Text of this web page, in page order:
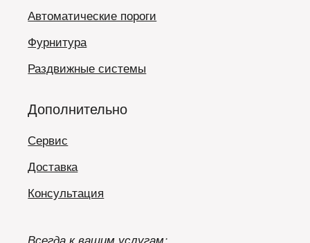
Автоматические пороги
Фурнитура
Раздвижные системы
Дополнительно
Сервис
Доставка
Консультация